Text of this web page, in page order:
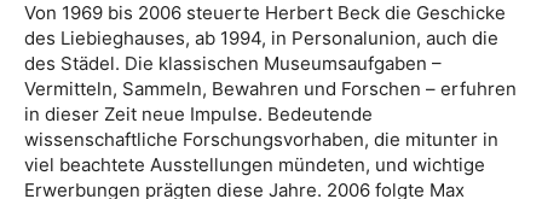
Von 1969 bis 2006 steuerte Herbert Beck die Geschicke
des Liebieghauses, ab 1994, in Personalunion, auch die
des Städel. Die klassischen Museumsaufgaben –
Vermitteln, Sammeln, Bewahren und Forschen – erfuhren
in dieser Zeit neue Impulse. Bedeutende
wissenschaftliche Forschungsvorhaben, die mitunter in
viel beachtete Ausstellungen mündeten, und wichtige
Erwerbungen prägten diese Jahre. 2006 folgte Max